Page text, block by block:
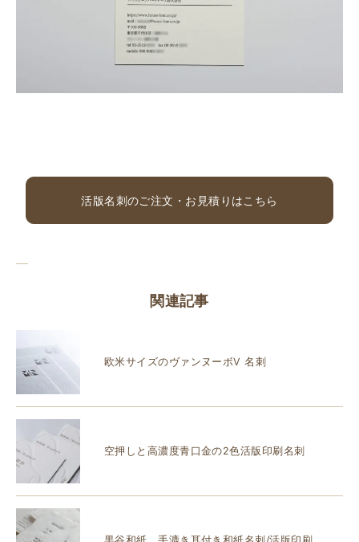
活版名刺のご注文・お見積りはこちら
関連記事
欧米サイズのヴァンヌーボV 名刺
空押しと高濃度青口金の2色活版印刷名刺